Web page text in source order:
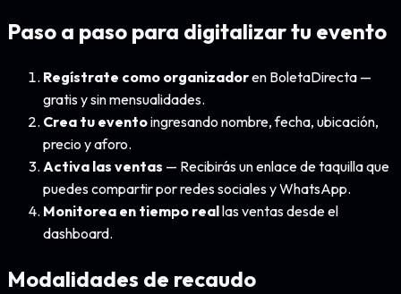
Paso a paso para digitalizar tu evento
Regístrate como organizadoren BoletaDirecta —
gratis y sin mensualidades.
Crea tu eventoingresando nombre, fecha, ubicación,
precio y aforo.
Activa las ventas — Recibirás un enlace de taquilla que
puedes compartir por redes sociales y WhatsApp.
Monitorea en tiempo reallas ventas desde el
dashboard.
Modalidades de recaudo